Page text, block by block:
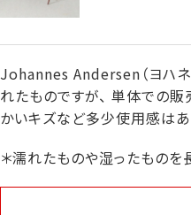
Johannes Andersen（ヨハネ
れたものですが、 単体での販
かいキズなど多少使用感はあ
＊濡れたものや湿ったものを